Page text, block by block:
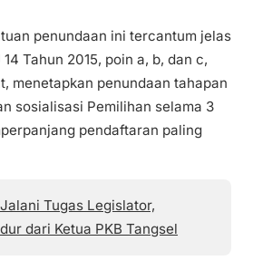
penundaan ini tercantum jelas
Tahun 2015, poin a, b, dan c,
menetapkan penundaan tahapan
sosialisasi Pemilihan selama 3
pendaftaran paling
Tugas Legislator,
dari Ketua PKB Tangsel